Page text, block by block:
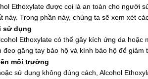
Ethoxylate được coi là an toàn cho người
này. Trong phần này, chúng ta sẽ xem xét
sử dụng
Ethoxylate có thể gây kích ứng da
đeo găng tay bảo hộ và kính bảo hộ để giảm
môi trường
sử dụng không đúng cách, Alcohol